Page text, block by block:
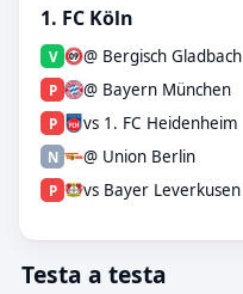
1. FC Köln
V @ Bergisch Gladbach
P @ Bayern München
P vs 1. FC Heidenheim
N @ Union Berlin
P vs Bayer Leverkusen
Testa a testa